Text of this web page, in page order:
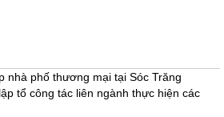
nhà phố thương mại tại Sóc Trăng
tổ công tác liên ngành thực hiện các